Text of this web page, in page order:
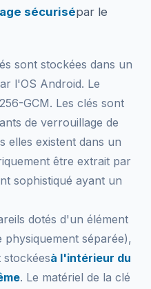
sécurisépar le
sont stockées dans un
l'OS Android. Le
GCM. Les clés sont
de verrouillage de
elles existent dans un
être extrait par
sophistiqué ayant un
dotés d'un élément
physiquement séparée),
stockéesà l'intérieur du
. Le matériel de la clé